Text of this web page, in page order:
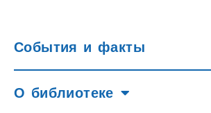
События и факты
О библиотеке